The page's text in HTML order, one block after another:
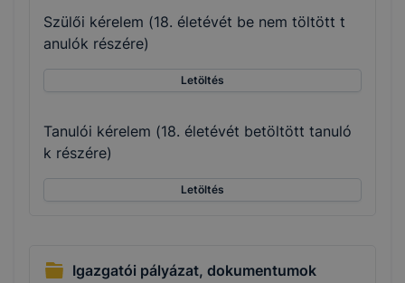
Szülői kérelem (18. életévét be nem töltött t
anulók részére)
Letöltés
Tanulói kérelem (18. életévét betöltött tanuló
k részére)
Letöltés
Igazgatói pályázat, dokumentumok